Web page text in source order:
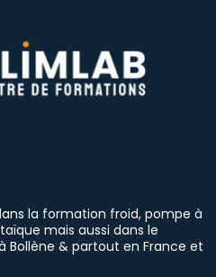
la formation froid, pompe à
mais aussi dans le
Bollène & partout en France et